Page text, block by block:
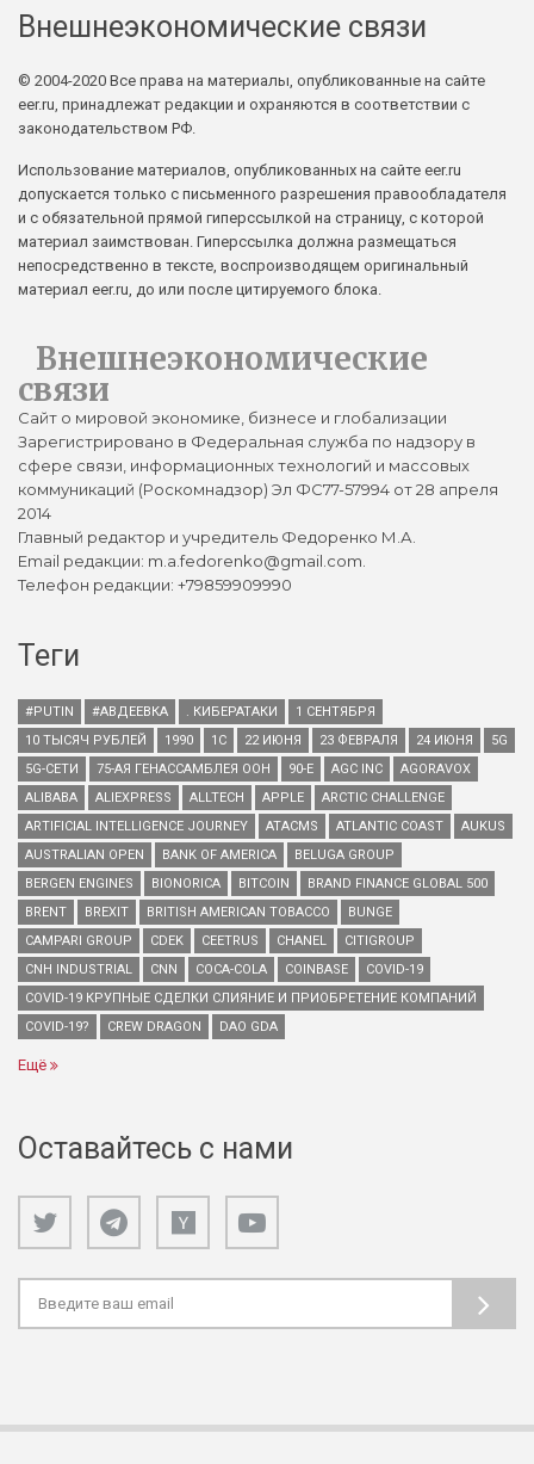
Внешнеэкономические связи
© 2004-2020 Все права на материалы, опубликованные на сайте
eer.ru, принадлежат редакции и охраняются в соответствии с
законодательством РФ.
Использование материалов, опубликованных на сайте eer.ru
допускается только с письменного разрешения правообладателя
и с обязательной прямой гиперссылкой на страницу, с которой
материал заимствован. Гиперссылка должна размещаться
непосредственно в тексте, воспроизводящем оригинальный
материал eer.ru, до или после цитируемого блока.
Внешнеэкономические
связи
Сайт о мировой экономике, бизнесе и глобализации
Зарегистрировано в Федеральная служба по надзору в
сфере связи, информационных технологий и массовых
коммуникаций (Роскомнадзор) Эл ФС77-57994 от 28 апреля
2014
Главный редактор и учредитель Федоренко М.А.
Email редакции: m.a.fedorenko@gmail.com.
Телефон редакции: +79859909990
Теги
#PUTIN #АВДЕЕВКА . КИБЕРАТАКИ
1 СЕНТЯБРЯ
10 ТЫСЯЧ РУБЛЕЙ
1990 1С 22 ИЮНЯ 23 ФЕВРАЛЯ 24 ИЮНЯ
5G
5G-СЕТИ
75-АЯ ГЕНАССАМБЛЕЯ ООН 90-Е AGC INC
AGORAVOX
ALIBABA
ALIEXPRESS ALLTECH APPLE
ARCTIC CHALLENGE
ARTIFICIAL INTELLIGENCE JOURNEY
ATACMS ATLANTIC COAST
AUKUS
AUSTRALIAN OPEN
BANK OF AMERICA
BELUGA GROUP
BERGEN ENGINES
BIONORICA BITCOIN
BRAND FINANCE GLOBAL 500
BRENT
BREXIT BRITISH AMERICAN TOBACCO
BUNGE
CAMPARI GROUP
CDEK CEETRUS CHANEL
CITIGROUP
CNH INDUSTRIAL
CNN COCA-COLA COINBASE
COVID-19
COVID-19 КРУПНЫЕ СДЕЛКИ СЛИЯНИЕ И ПРИОБРЕТЕНИЕ КОМПАНИЙ
COVID-19?
CREW DRAGON DAO GDA
Ещё
Оставайтесь с нами